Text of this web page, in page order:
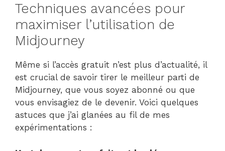
Techniques avancées pour
maximiser l’utilisation de
Midjourney
Même si l’accès gratuit n’est plus d’actualité, il
est crucial de savoir tirer le meilleur parti de
Midjourney, que vous soyez abonné ou que
vous envisagiez de le devenir. Voici quelques
astuces que j’ai glanées au fil de mes
expérimentations :